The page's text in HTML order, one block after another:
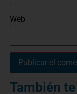
Web
También